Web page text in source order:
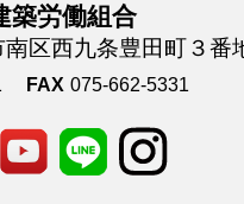
築労働組合
区西九条豊田町３番
FAX 075-662-5331